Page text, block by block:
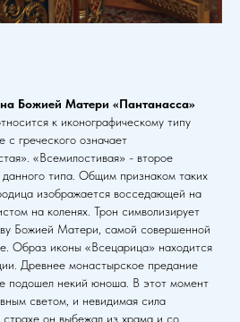
Божией Матери «Пантанасса»
к иконографическому типу
с греческого означает
«Всемилостивая» - второе
типа. Общим признаком таких
изображается восседающей на
на коленях. Трон символизирует
Божией Матери, самой совершенной
Образ иконы «Всецарица» находится
Древнее монастырское предание
подошел некий юноша. В этот момент
светом, и невидимая сила
он выбежал из храма и со